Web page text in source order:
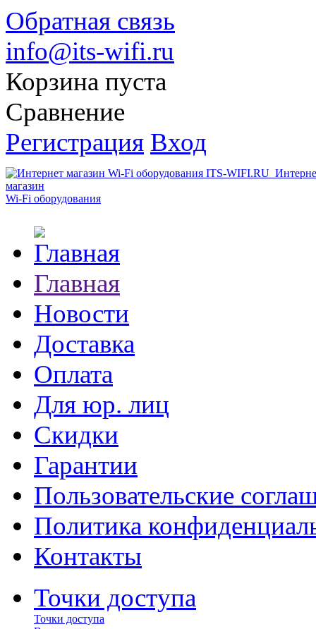
Обратная связь
info@its-wifi.ru
Корзина пуста
Сравнение
Регистрация Вход
магазин
Wi-Fi оборудования
Главная
Новости
Доставка
Оплата
Для юр. лиц
Скидки
Гарантии
Пользовательские
Политика
Контакты
Точки доступа
Точки доступа